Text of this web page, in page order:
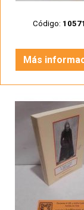
Código:
Más